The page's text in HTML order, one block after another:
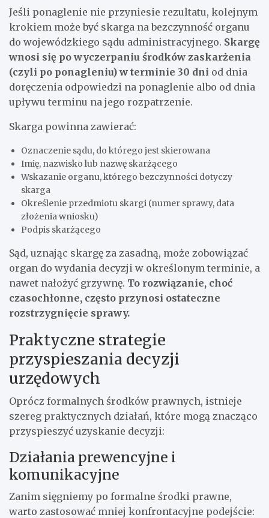
Jeśli ponaglenie nie przyniesie rezultatu, kolejnym
krokiem może być skarga na bezczynność organu
do wojewódzkiego sądu administracyjnego. Skargę
wnosi się po wyczerpaniu środków zaskarżenia
(czyli po ponagleniu) w terminie 30 dni od dnia
doręczenia odpowiedzi na ponaglenie albo od dnia
upływu terminu na jego rozpatrzenie.
Skarga powinna zawierać:
Oznaczenie sądu, do którego jest skierowana
Imię, nazwisko lub nazwę skarżącego
Wskazanie organu, którego bezczynności dotyczy
skarga
Określenie przedmiotu skargi (numer sprawy, data
złożenia wniosku)
Podpis skarżącego
Sąd, uznając skargę za zasadną, może zobowiązać
organ do wydania decyzji w określonym terminie, a
nawet nałożyć grzywnę. To rozwiązanie, choć
czasochłonne, często przynosi ostateczne
rozstrzygnięcie sprawy.
Praktyczne strategie
przyspieszania decyzji
urzędowych
Oprócz formalnych środków prawnych, istnieje
szereg praktycznych działań, które mogą znacząco
przyspieszyć uzyskanie decyzji:
Działania prewencyjne i
komunikacyjne
Zanim sięgniemy po formalne środki prawne,
warto zastosować mniej konfrontacyjne podejście: